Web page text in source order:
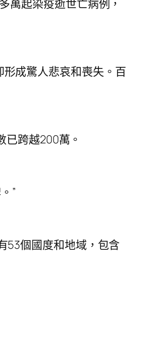
萬起染疫逝世亡病例，
成驚人悲哀和喪失。百
已跨越200萬。
”
53個國度和地域，包含